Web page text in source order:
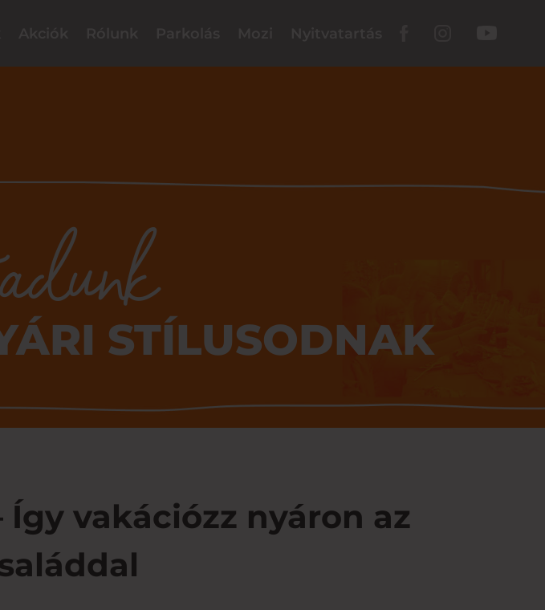
STÍLUSODNAK
Így vakációzz nyáron az